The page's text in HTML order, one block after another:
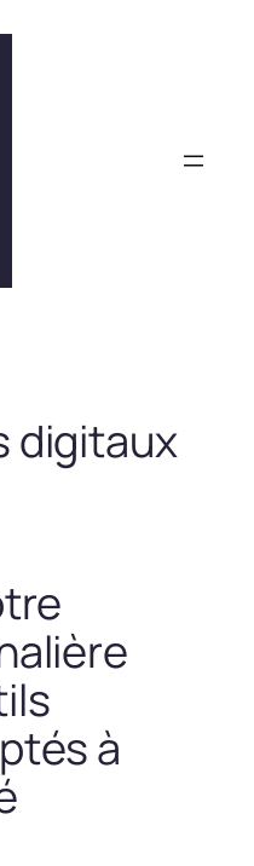
digitaux
à